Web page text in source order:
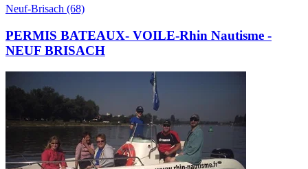
Neuf-Brisach (68)
PERMIS BATEAUX- VOILE-Rhin Nautisme -
NEUF BRISACH